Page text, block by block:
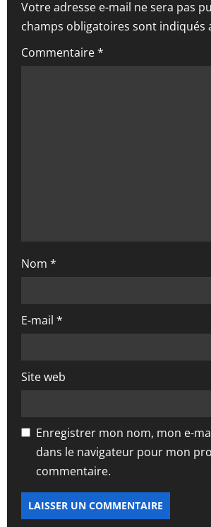
i
o
n
c
e
Votre adresse e-mail ne sera pas
champs obligatoires sont indiqués
Commentaire*
Nom *
E-mail *
Site web
Enregistrer mon nom, mon e-
dans le navigateur pour mon
commentaire.